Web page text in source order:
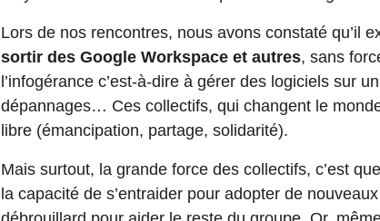
Lors de nos rencontres, nous avons constaté qu’il
sortir des Google Workspace et autres, sans
l’infogérance c’est-à-dire à gérer des logiciels sur
dépannages… Ces collectifs, qui changent le
libre (émancipation, partage, solidarité).
Mais surtout, la grande force des collectifs, c’est
la capacité de s’entraider pour adopter de